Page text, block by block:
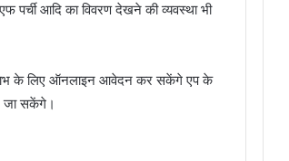
पर्ची आदि का विवरण देखने की व्यवस्था भी
के लाभ के लिए ऑनलाइन आवेदन कर सकेंगे एप के
जा सकेंगे।